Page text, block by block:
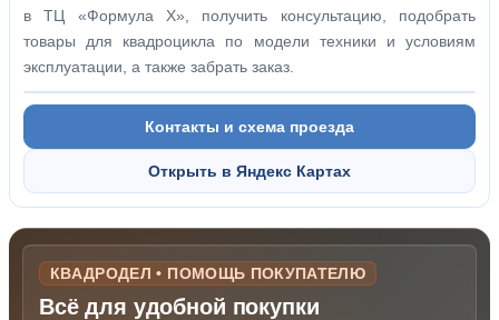
в ТЦ «Формула Х», получить консультацию, подобрать
товары для квадроцикла по модели техники и условиям
эксплуатации, а также забрать заказ.
Контакты и схема проезда
Открыть в Яндекс Картах
КВАДРОДЕЛ • ПОМОЩЬ ПОКУПАТЕЛЮ
Всё для удобной покупки